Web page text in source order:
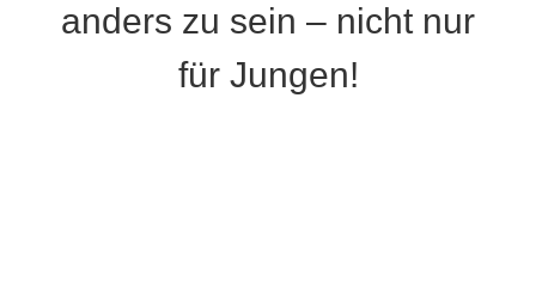
anders zu sein – nicht nur
für Jungen!